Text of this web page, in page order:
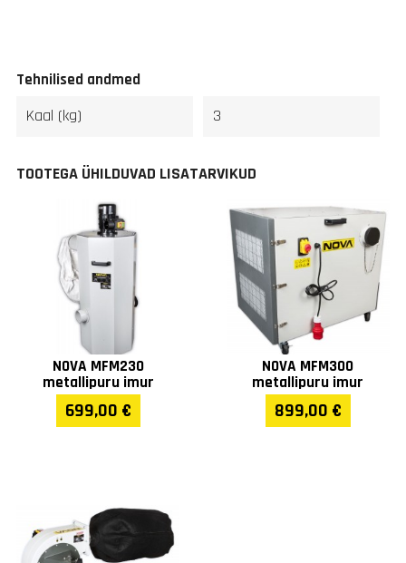
Tehnilised andmed
Kaal (kg) 3
TOOTEGA ÜHILDUVAD LISATARVIKUD
NOVA MFM230
metallipuru imur
699,00 €
NOVA MFM300
metallipuru imur
899,00 €